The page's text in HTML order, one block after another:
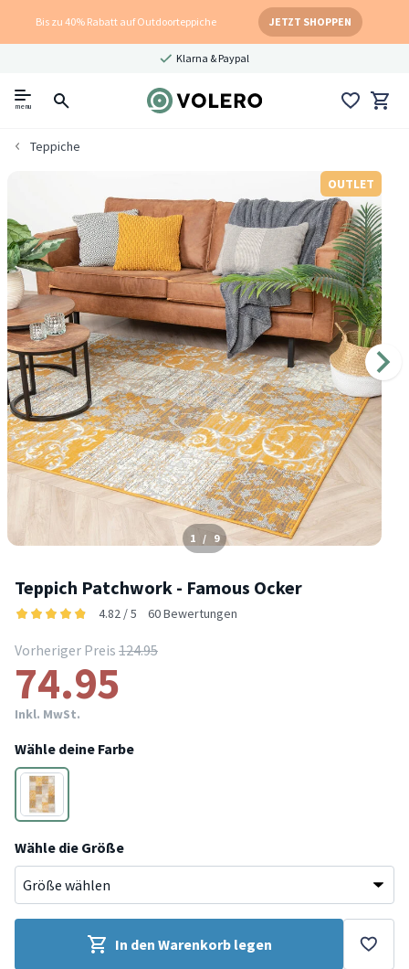
Bis zu 40% Rabatt auf Outdoorteppiche JETZT SHOPPEN
Klarna & Paypal
menu
Teppiche
OUTLET
1 / 9
Teppich Patchwork - Famous Ocker
4.82 / 5 60 Bewertungen
Vorheriger Preis 124.95
74.95
Inkl. MwSt.
Wähle deine Farbe
Gelb
Wähle die Größe
In den Warenkorb legen